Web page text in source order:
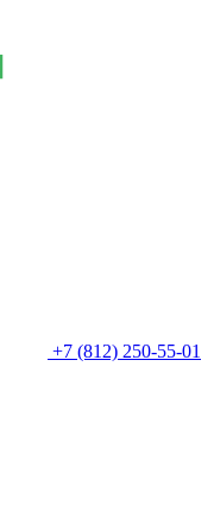
+7 (812) 250-55-01